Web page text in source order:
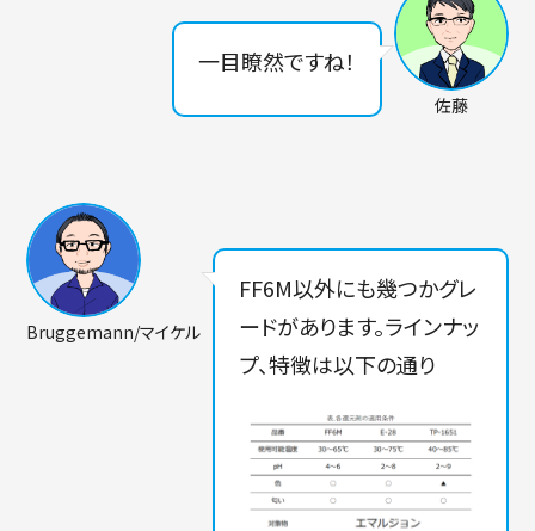
一目瞭然ですね！
佐藤
Bruggemann/マイケル
FF6M以外にも幾つかグレ
ードがあります。ラインナッ
プ、特徴は以下の通り